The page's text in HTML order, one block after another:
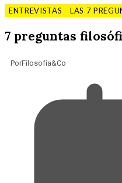
ENTREVISTAS LAS 7
7 preguntas
PorFilosofía&Co